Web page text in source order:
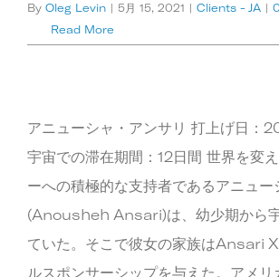
By Oleg Levin | 5月 15, 2021 | Clients - JA |
Read More
アニューシャ・アンサリ 打上げ日：
宇宙での滞在期間：12日間 世界を変
ーへの積極的な支持者であるアニュー
(Anousheh Ansari)は、幼少期から
ていた。そこで彼女の家族はAnsari
ルスポンサーシップを与えた。アメ